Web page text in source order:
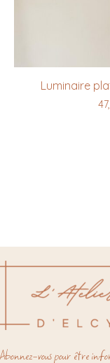
Luminaire
Abonnez-vous pour être